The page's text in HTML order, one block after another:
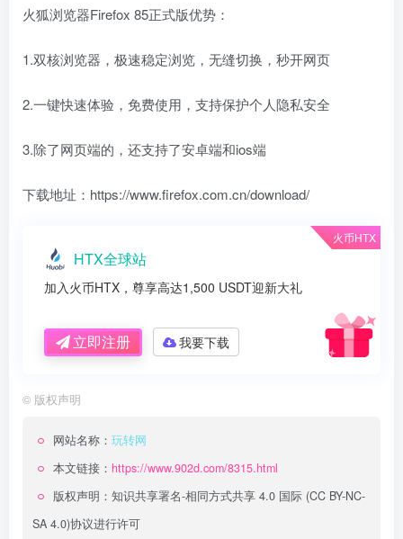
火狐浏览器Firefox 85正式版优势：
1.双核浏览器，极速稳定浏览，无缝切换，秒开网页
2.一键快速体验，免费使用，支持保护个人隐私安全
3.除了网页端的，还支持了安卓端和ios端
下载地址：https://www.firefox.com.cn/download/
火币HTX
HTX全球站
加入火币HTX，尊享高达1,500 USDT迎新大礼
立即注册 我要下载
© 版权声明
网站名称： 玩转网
本文链接： https://www.902d.com/8315.html
版权声明： 知识共享署名-相同方式共享 4.0 国际 (CC BY-NC-
SA 4.0)协议进行许可